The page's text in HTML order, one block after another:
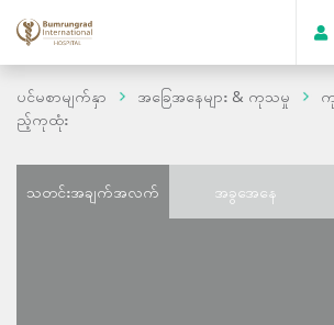
ပင်မစာမျက်နှာ အခြေအနေများ & ကုသမှု
ည့်ကုထုံး
သတင်းအချက်အလက် အခွအေနေ